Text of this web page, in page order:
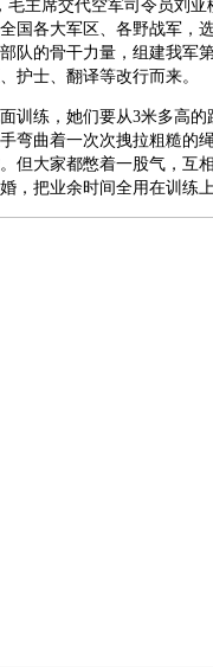
毛主席交代空军司令员刘
国各大军区、各野战军，
队的骨干力量，组建我军
护士、翻译等改行而来。
训练，她们要从3米多高
弯曲着一次次拽拉粗糙的
但大家都憋着一股气，互
，把业余时间全用在训练